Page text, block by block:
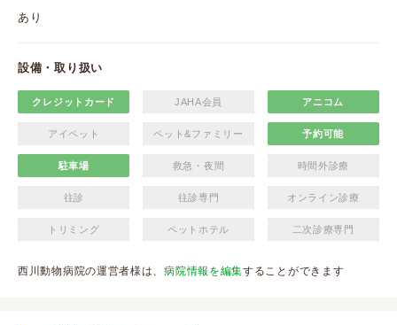
あり
設備・取り扱い
クレジットカード JAHA会員 アニコム
アイペット ペット&ファミリー 予約可能
駐車場 救急・夜間 時間外診療
往診 往診専門 オンライン診療
トリミング ペットホテル 二次診療専門
西川動物病院の運営者様は、病院情報を編集することができます